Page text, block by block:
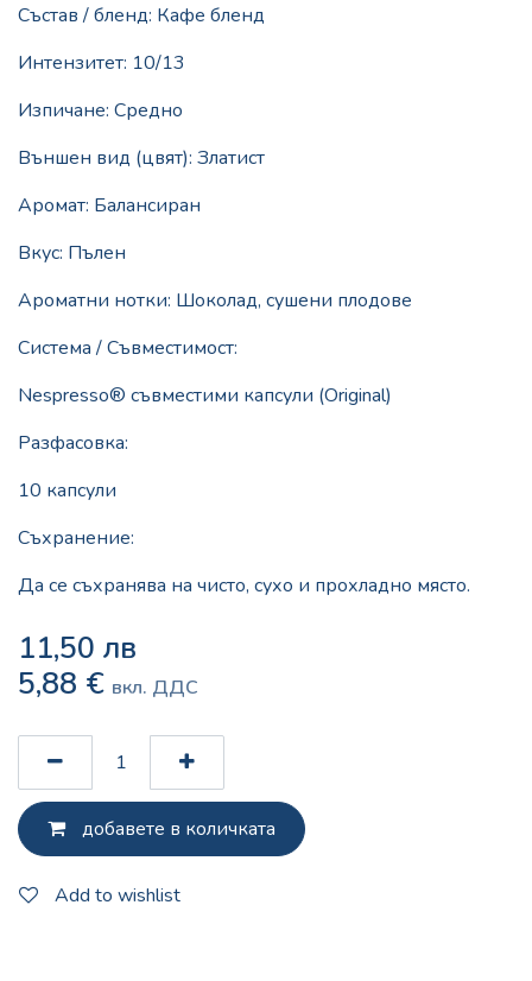
Състав / бленд: Кафе бленд
Интензитет: 10/13
Изпичане: Средно
Външен вид (цвят): Златист
Аромат: Балансиран
Вкус: Пълен
Ароматни нотки: Шоколад, сушени плодове
Система / Съвместимост:
Nespresso® съвместими капсули (Original)
Разфасовка:
10 капсули
Съхранение:
Да се съхранява на чисто, сухо и прохладно място.
11,50 лв
5,88 € вкл. ДДС
добавете в количката
Add to wishlist